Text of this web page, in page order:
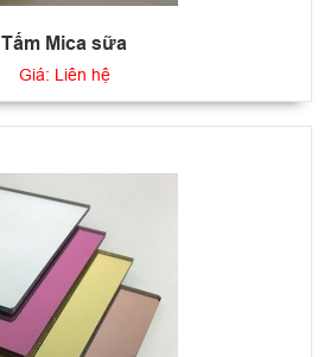
Tấm Mica sữa
Giá: Liên hệ